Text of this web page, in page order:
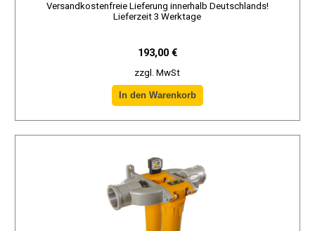
Versandkostenfreie Lieferung innerhalb Deutschlands!
Lieferzeit 3 Werktage
193,00 €
zzgl. MwSt